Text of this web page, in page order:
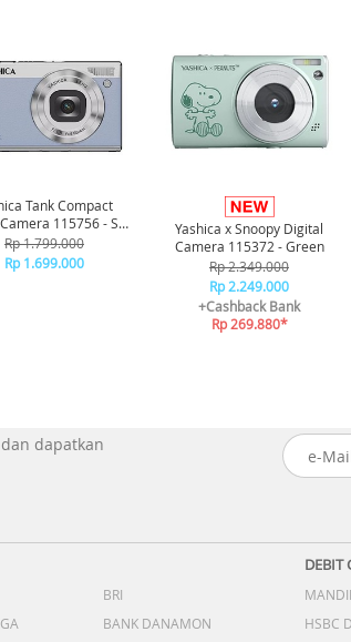
Tank Compact
115756 - Sky
Blue
Rp 1.799.000
Rp 1.699.000
Yashica x Snoopy Digital
Camera 115372 - Green
Rp 2.349.000
Rp 2.249.000
+Cashback Bank
Rp 269.880*
dapatkan
BRI
BANK DANAMON
DEBIT
HSBC